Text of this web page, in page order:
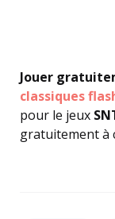
Jouer
classiques
pour le jeux
gratuitement à